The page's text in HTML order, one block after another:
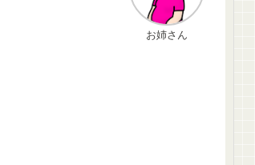
お姉さん